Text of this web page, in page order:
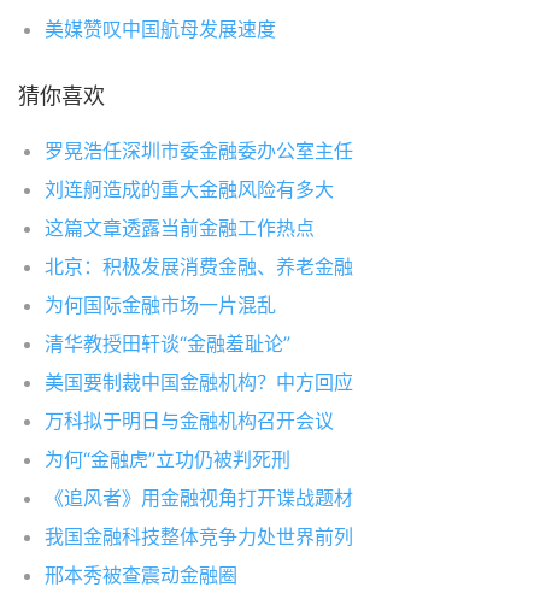
美媒赞叹中国航母发展速度
猜你喜欢
罗晃浩任深圳市委金融委办公室主任
刘连舸造成的重大金融风险有多大
这篇文章透露当前金融工作热点
北京：积极发展消费金融、养老金融
为何国际金融市场一片混乱
清华教授田轩谈“金融羞耻论”
美国要制裁中国金融机构？中方回应
万科拟于明日与金融机构召开会议
为何“金融虎”立功仍被判死刑
《追风者》用金融视角打开谍战题材
我国金融科技整体竞争力处世界前列
邢本秀被查震动金融圈